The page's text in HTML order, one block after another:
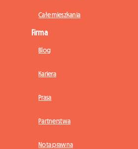
Całe mieszkania
Firma
Blog
Kariera
Prasa
Partnerstwa
Nota prawna